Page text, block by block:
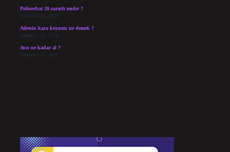
Polisorbat 20 zararlı mıdır ?
Temmuz 18, 2026
Ailenin kara koyunu ne demek ?
Temmuz 16, 2026
Avcı ne kadar al ?
Temmuz 15, 2026